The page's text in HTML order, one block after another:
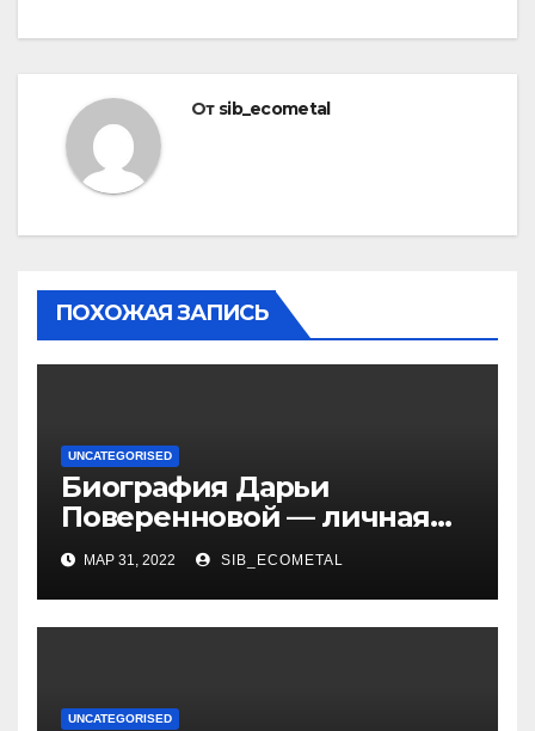
От sib_ecometal
ПОХОЖАЯ ЗАПИСЬ
UNCATEGORISED
Биография Дарьи
Поверенновой — личная
жизнь, карьера и
достижения знаменитой
российской актрисы
МАР 31, 2022 SIB_ECOMETAL
UNCATEGORISED